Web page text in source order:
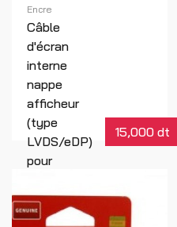
Encre
Câble
d'écran
interne
nappe
afficheur
(type
LVDS/eDP)
pour
portable
Toshiba ou
15,000 dt